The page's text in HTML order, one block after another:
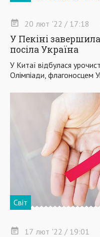
20 лют '22 / 17:18
У Пекіні
посіла Україна
У Китаї відбулася
Олімпіади, флагоносцем
Світ
17 лют '22 / 19:01